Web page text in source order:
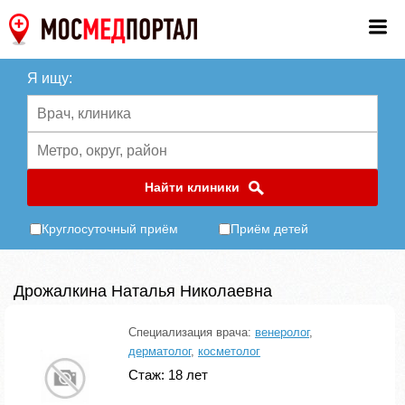
Я ищу:
Найти клиники
Круглосуточный приём Приём детей
Дрожалкина Наталья Николаевна
Специализация врача: венеролог,
дерматолог, косметолог
Стаж: 18 лет